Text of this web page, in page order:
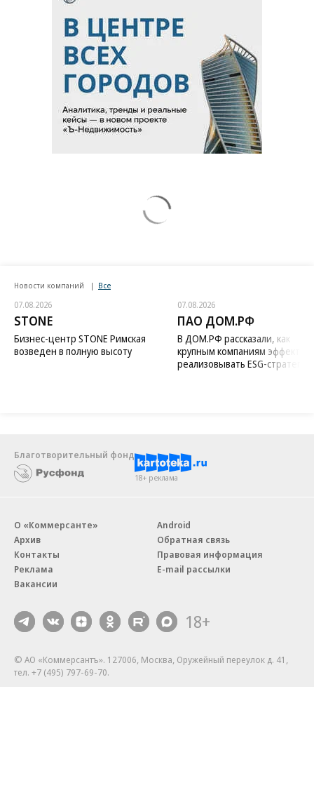
Новости компаний Все
07.08.2026
STONE
Бизнес-центр STONE Римская
возведен в полную высоту
07.08.2026
ПАО ДОМ.РФ
В ДОМ.РФ рассказали, как
крупным компаниям
реализовывать ESG-стратегию
Благотворительный фонд
18+ реклама
О «Коммерсанте»
Архив
Контакты
Реклама
Вакансии
Android
Обратная связь
Правовая информация
E-mail рассылки
18+
© АО «Коммерсантъ». 127006, Москва, Оружейный переулок д. 41,
тел. +7 (495) 797-69-70.